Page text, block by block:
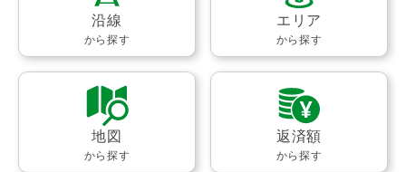
沿線
から探す
エリア
から探す
地図
から探す
返済額
から探す